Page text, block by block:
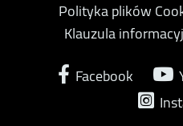
Polityka plików
Klauzula
Facebook